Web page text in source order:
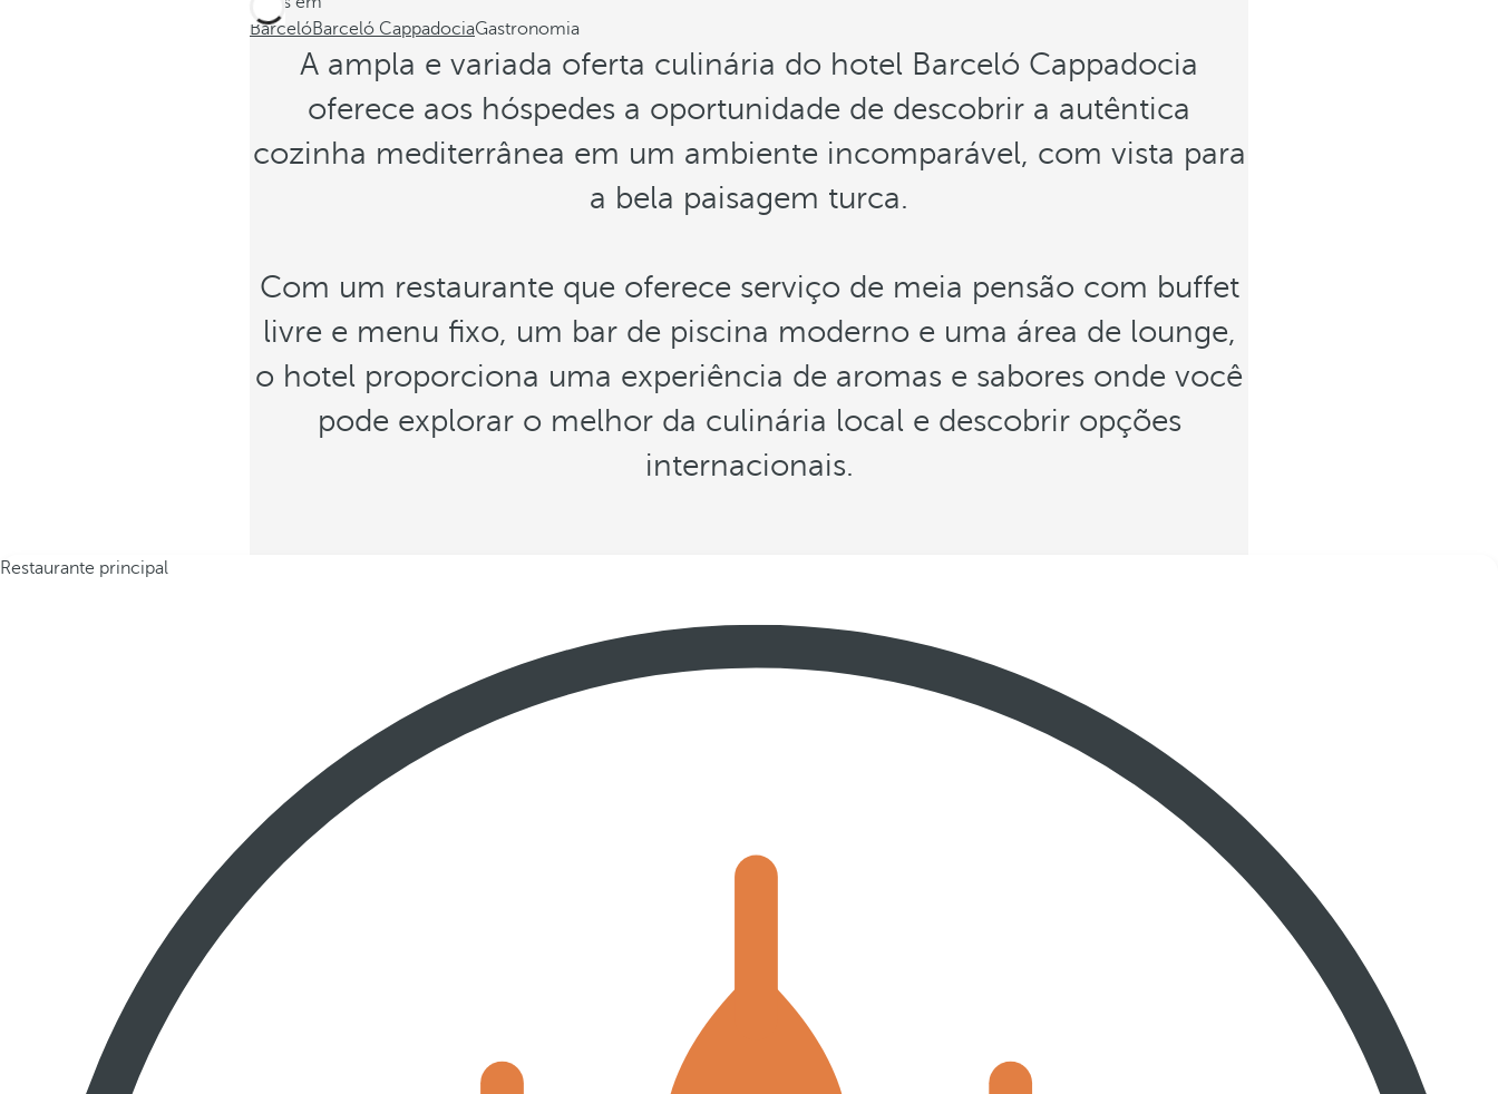
BarcelóBarceló CappadociaGastronomia
A ampla e variada oferta culinária do hotel Barceló Cappadocia
oferece aos hóspedes a oportunidade de descobrir a autêntica
cozinha mediterrânea em um ambiente incomparável, com vista para
a bela paisagem turca.
Com um restaurante que oferece serviço de meia pensão com buffet
livre e menu fixo, um bar de piscina moderno e uma área de lounge,
o hotel proporciona uma experiência de aromas e sabores onde você
pode explorar o melhor da culinária local e descobrir opções
internacionais.
Restaurante principal